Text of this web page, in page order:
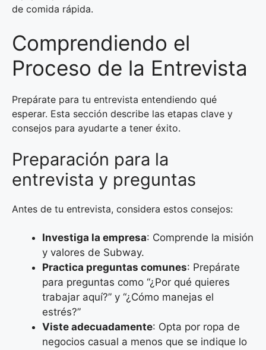
de comida rápida.
Comprendiendo el
Proceso de la Entrevista
Prepárate para tu entrevista entendiendo qué
esperar. Esta sección describe las etapas clave y
consejos para ayudarte a tener éxito.
Preparación para la
entrevista y preguntas
Antes de tu entrevista, considera estos consejos:
Investiga la empresa: Comprende la misión
y valores de Subway.
Practica preguntas comunes: Prepárate
para preguntas como “¿Por qué quieres
trabajar aquí?” y “¿Cómo manejas el
estrés?”
Viste adecuadamente: Opta por ropa de
negocios casual a menos que se indique lo